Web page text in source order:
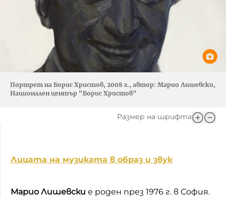
Портрет на Борис Христов, 2008 г., автор: Марио Лишевски,
Национален център "Борис Христов"
Размер на шрифта
Лицата на музиката в образ и звук
Марио Лишевски е роден през 1976 г. в София.